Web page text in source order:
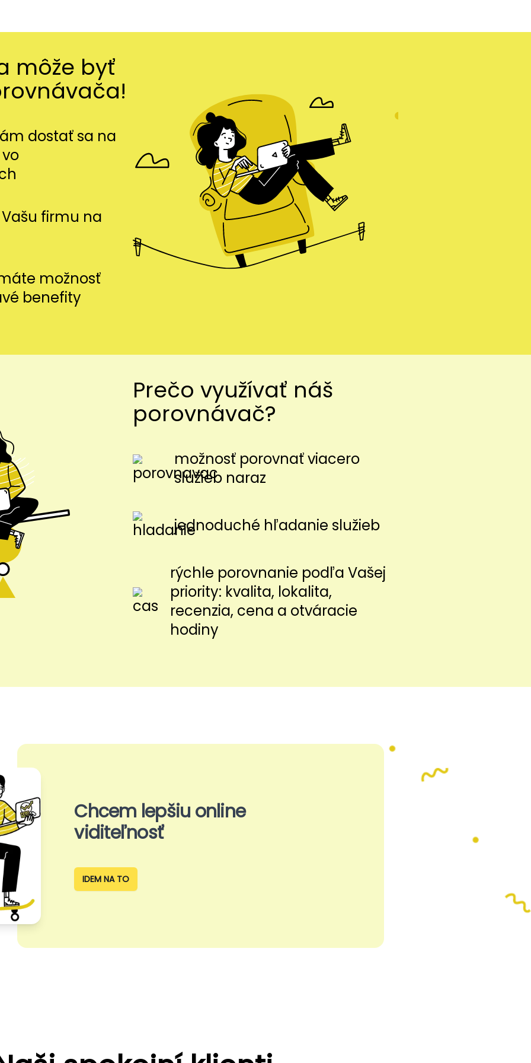
môže byť
dostať sa na
firmu na
možnosť
benefity
Prečo využívať náš
porovnávač?
možnosť porovnať viacero
služieb naraz
jednoduché hľadanie služieb
rýchle porovnanie podľa Vašej
priority: kvalita, lokalita,
recenzia, cena a otváracie
hodiny
Chcem lepšiu online
viditeľnosť
IDEM NA TO